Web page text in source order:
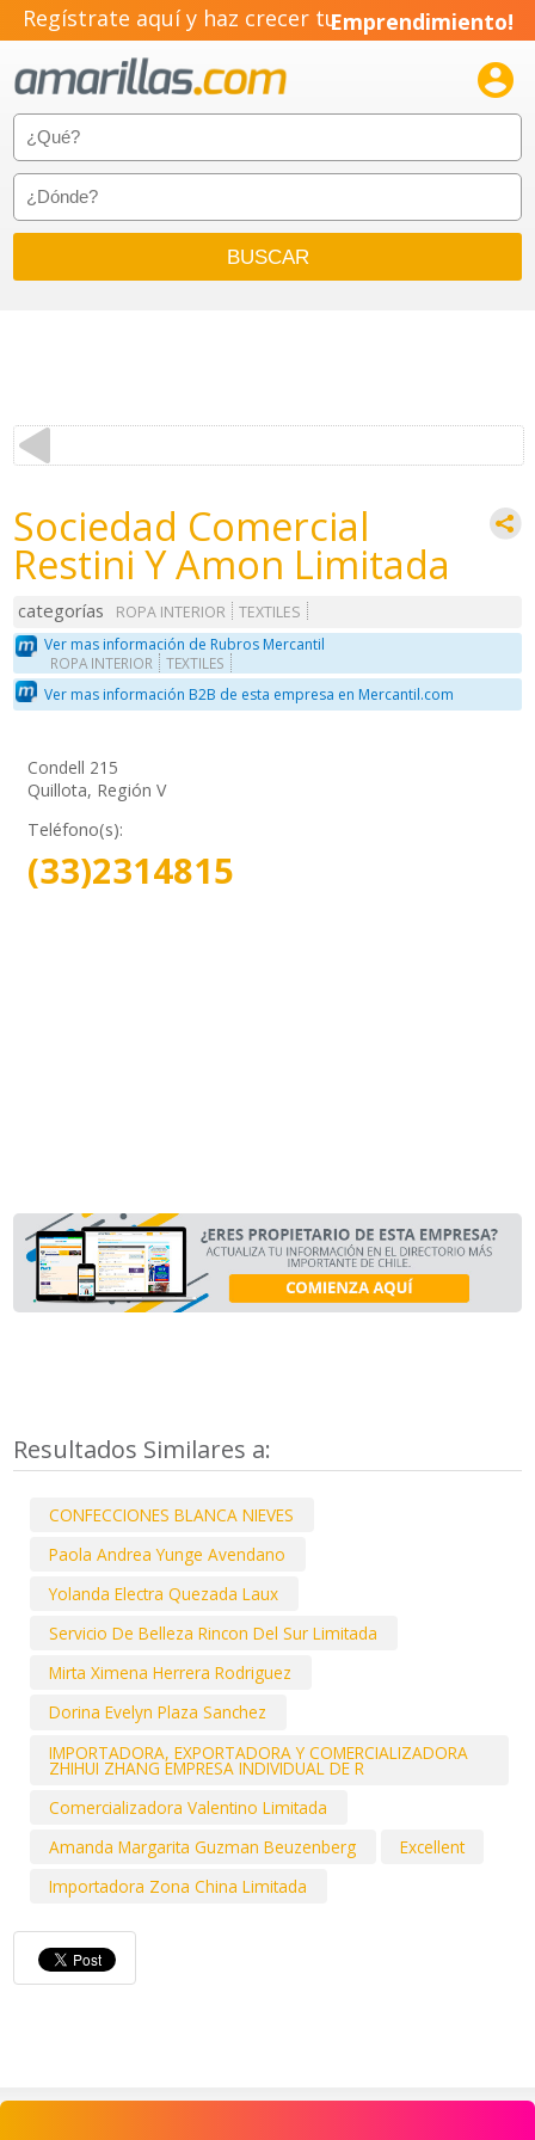
Regístrate aquí y haz crecer tuEmprendimiento!

Sociedad Comercial
Restini Y Amon Limitada
categorías ROPA INTERIOR
TEXTILES
Ver mas información de Rubros Mercantil
ROPA INTERIOR TEXTILES
Ver mas información B2B de esta empresa en Mercantil.com
Condell 215
Quillota, Región V
Teléfono(s):
(33)2314815
Resultados Similares a:
CONFECCIONES BLANCA NIEVES
Paola Andrea Yunge Avendano
Yolanda Electra Quezada Laux
Servicio De Belleza Rincon Del Sur Limitada
Mirta Ximena Herrera Rodriguez
Dorina Evelyn Plaza Sanchez
IMPORTADORA, EXPORTADORA Y COMERCIALIZADORA
ZHIHUI ZHANG EMPRESA INDIVIDUAL DE R
Comercializadora Valentino Limitada
Amanda Margarita Guzman Beuzenberg
Excellent
Importadora Zona China Limitada